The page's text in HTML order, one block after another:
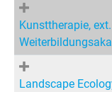
Kunsttherapie,
Landscape